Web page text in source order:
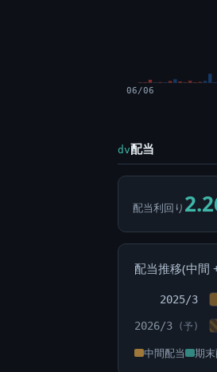
06/06
dv配当
配当利回り
配当推移(中間
2025/3
2026/3
中間配当 期